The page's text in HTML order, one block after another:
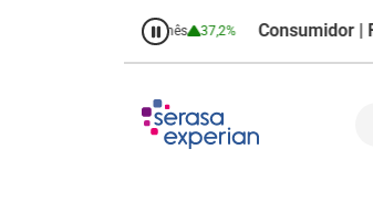
37,2% Consumidor |